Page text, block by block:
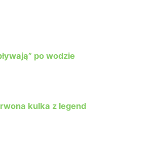
po wodzie
kulka z legend